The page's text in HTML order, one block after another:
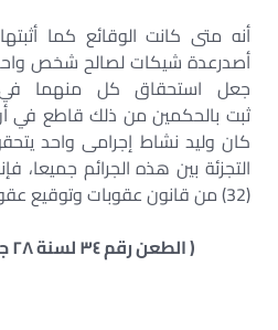
أنه متى كانت الوقائع كما
أصدرعدة شيكات لصالح شخص
جعل استحقاق كل منهما
ثبت بالحكمين من ذلك قاطع في
كان وليد نشاط إجرامى واحد
التجزئة بين هذه الجرائم جميعا،
(32) من قانون عقوبات وتوقيع عقوبة واحدة عن الواقعتين .
( الطعن رقم ٣٤ لسنة ٢٨ جلسة 27/5/1958 )